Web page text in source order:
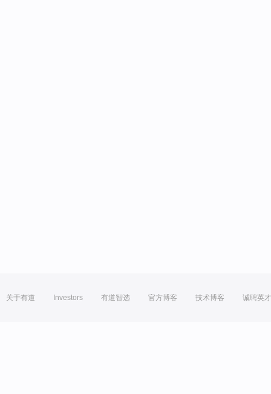
关于有道 Investors 有道智选 官方博客 技术博客 诚聘英才